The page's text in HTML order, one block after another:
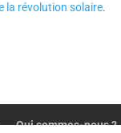
la révolution solaire.
Qui sommes-nous ?